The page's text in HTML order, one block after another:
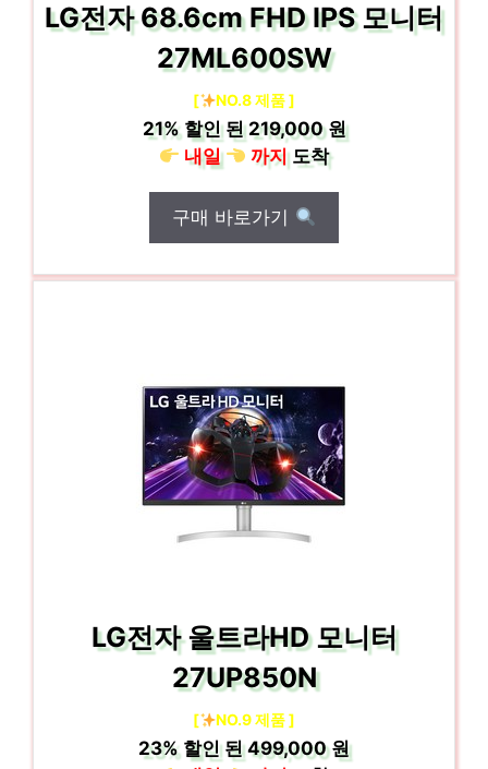
LG전자 68.6cm FHD IPS 모니터
27ML600SW
[ NO.8 제품 ]
21%할인 된219,000 원
내일
까지도착
구매 바로가기
LG전자 울트라HD 모니터
27UP850N
[ NO.9 제품 ]
23%할인 된499,000 원